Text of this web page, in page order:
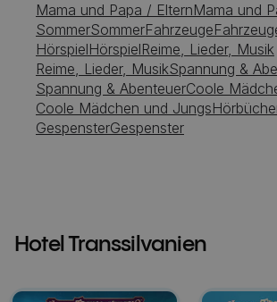
Mama und Papa / ElternMama und
SommerSommerFahrzeuge
HörspielHörspielReime, Lieder, Musik
Reime, Lieder, MusikSpannung &
Spannung & AbenteuerCoole
Coole Mädchen und Jungs
GespensterGespenster
Hotel Transsilvanien